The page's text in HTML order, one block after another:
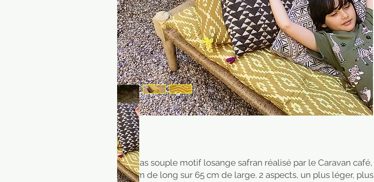
Matelas souple motif losange safran réalisé par le Caravan café,
150 cm de long sur 65 cm de large. 2 aspects, un plus léger, plus